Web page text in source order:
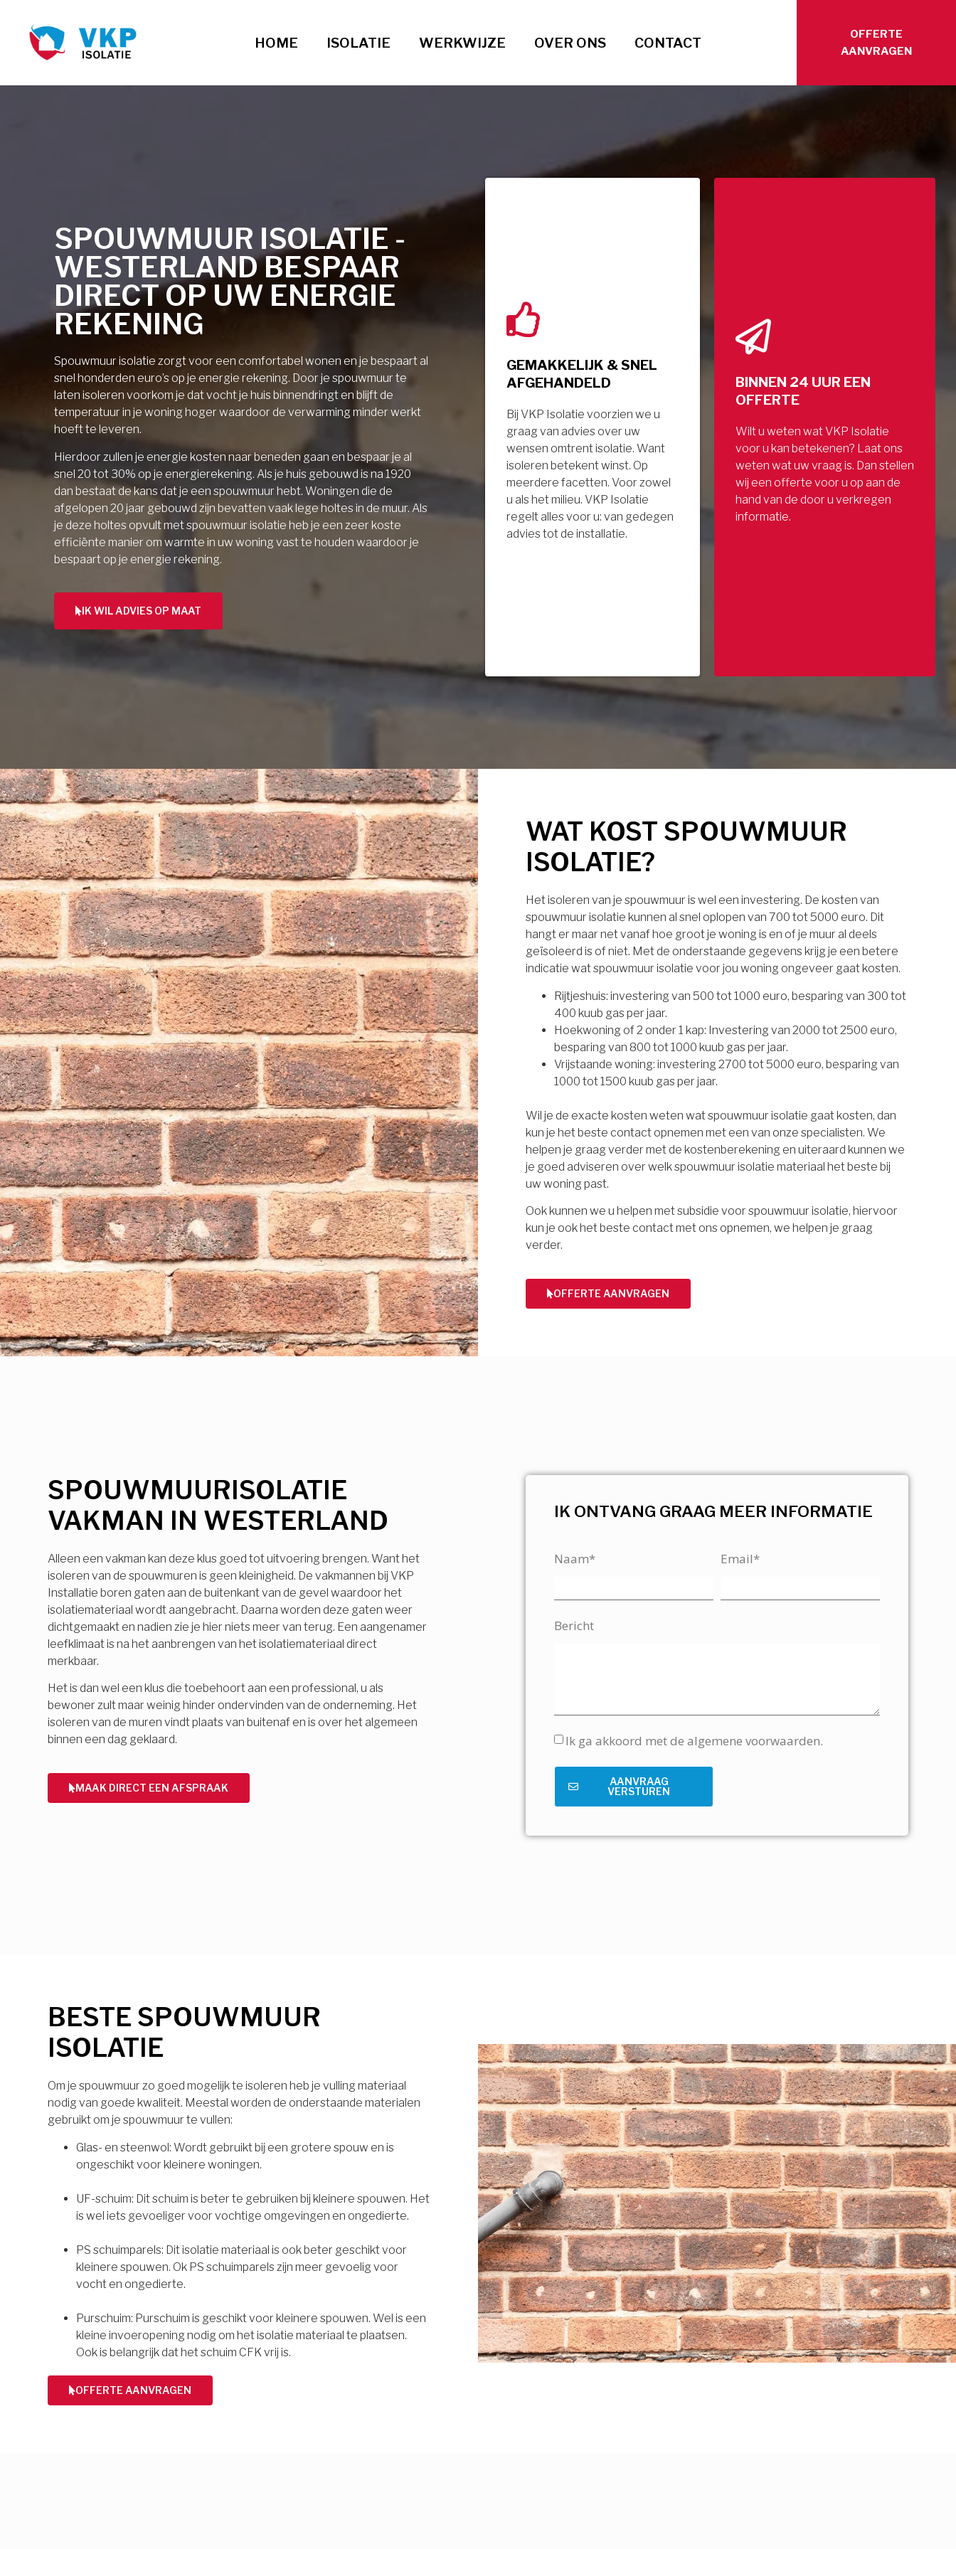
HOME ISOLATIE WERKWIJZE OVER ONS CONTACT
OFFERTE
AANVRAGEN
SPOUWMUUR ISOLATIE -
WESTERLAND BESPAAR
DIRECT OP UW ENERGIE
REKENING
Spouwmuur isolatie zorgt voor een comfortabel wonen en je bespaart al
snel honderden euro’s op je energie rekening. Door je spouwmuur te
laten isoleren voorkom je dat vocht je huis binnendringt en blijft de
temperatuur in je woning hoger waardoor de verwarming minder werkt
hoeft te leveren.
Hierdoor zullen je energie kosten naar beneden gaan en bespaar je al
snel 20 tot 30% op je energierekening. Als je huis gebouwd is na 1920
dan bestaat de kans dat je een spouwmuur hebt. Woningen die de
afgelopen 20 jaar gebouwd zijn bevatten vaak lege holtes in de muur. Als
je deze holtes opvult met spouwmuur isolatie heb je een zeer koste
efficiënte manier om warmte in uw woning vast te houden waardoor je
bespaart op je energie rekening.
IK WIL ADVIES OP MAAT
GEMAKKELIJK & SNEL
AFGEHANDELD
Bij VKP Isolatie voorzien we u
graag van advies over uw
wensen omtrent isolatie. Want
isoleren betekent winst. Op
meerdere facetten. Voor zowel
u als het milieu. VKP Isolatie
regelt alles voor u: van gedegen
advies tot de installatie.
BINNEN 24 UUR EEN
OFFERTE
Wilt u weten wat VKP Isolatie
voor u kan betekenen? Laat ons
weten wat uw vraag is. Dan stellen
wij een offerte voor u op aan de
hand van de door u verkregen
informatie.
WAT KOST SPOUWMUUR
ISOLATIE?
Het isoleren van je spouwmuur is wel een investering. De kosten van
spouwmuur isolatie kunnen al snel oplopen van 700 tot 5000 euro. Dit
hangt er maar net vanaf hoe groot je woning is en of je muur al deels
geïsoleerd is of niet. Met de onderstaande gegevens krijg je een betere
indicatie wat spouwmuur isolatie voor jou woning ongeveer gaat kosten.
Rijtjeshuis: investering van 500 tot 1000 euro, besparing van 300 tot
400 kuub gas per jaar.
Hoekwoning of 2 onder 1 kap: Investering van 2000 tot 2500 euro,
besparing van 800 tot 1000 kuub gas per jaar.
Vrijstaande woning: investering 2700 tot 5000 euro, besparing van
1000 tot 1500 kuub gas per jaar.
Wil je de exacte kosten weten wat spouwmuur isolatie gaat kosten, dan
kun je het beste contact opnemen met een van onze specialisten. We
helpen je graag verder met de kostenberekening en uiteraard kunnen we
je goed adviseren over welk spouwmuur isolatie materiaal het beste bij
uw woning past.
Ook kunnen we u helpen met subsidie voor spouwmuur isolatie, hiervoor
kun je ook het beste contact met ons opnemen, we helpen je graag
verder.
OFFERTE AANVRAGEN
SPOUWMUURISOLATIE
VAKMAN IN WESTERLAND
Alleen een vakman kan deze klus goed tot uitvoering brengen. Want het
isoleren van de spouwmuren is geen kleinigheid. De vakmannen bij VKP
Installatie boren gaten aan de buitenkant van de gevel waardoor het
isolatiemateriaal wordt aangebracht. Daarna worden deze gaten weer
dichtgemaakt en nadien zie je hier niets meer van terug. Een aangenamer
leefklimaat is na het aanbrengen van het isolatiemateriaal direct
merkbaar.
Het is dan wel een klus die toebehoort aan een professional, u als
bewoner zult maar weinig hinder ondervinden van de onderneming. Het
isoleren van de muren vindt plaats van buitenaf en is over het algemeen
binnen een dag geklaard.
MAAK DIRECT EEN AFSPRAAK
IK ONTVANG GRAAG MEER INFORMATIE
Naam* Email*
Bericht
Ik ga akkoord met de algemene voorwaarden.
AANVRAAG
VERSTUREN
BESTE SPOUWMUUR
ISOLATIE
Om je spouwmuur zo goed mogelijk te isoleren heb je vulling materiaal
nodig van goede kwaliteit. Meestal worden de onderstaande materialen
gebruikt om je spouwmuur te vullen:
Glas- en steenwol: Wordt gebruikt bij een grotere spouw en is
ongeschikt voor kleinere woningen.
UF-schuim: Dit schuim is beter te gebruiken bij kleinere spouwen. Het
is wel iets gevoeliger voor vochtige omgevingen en ongedierte.
PS schuimparels: Dit isolatie materiaal is ook beter geschikt voor
kleinere spouwen. Ok PS schuimparels zijn meer gevoelig voor
vocht en ongedierte.
Purschuim: Purschuim is geschikt voor kleinere spouwen. Wel is een
kleine invoeropening nodig om het isolatie materiaal te plaatsen.
Ook is belangrijk dat het schuim CFK vrij is.
OFFERTE AANVRAGEN